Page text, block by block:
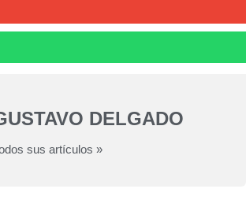
DELGADO
sus artículos »